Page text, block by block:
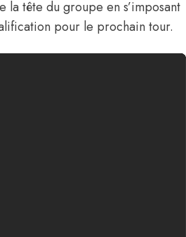
tête du groupe en s’imposant
pour le prochain tour.